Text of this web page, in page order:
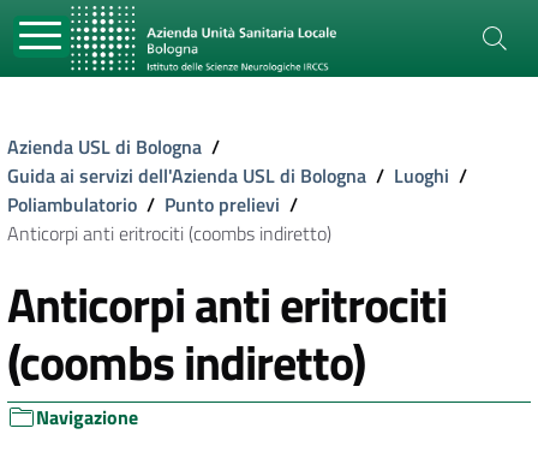
Azienda USL di Bologna /
Guida ai servizi dell'Azienda USL di Bologna / Luoghi /
Poliambulatorio / Punto prelievi /
Anticorpi anti eritrociti (coombs indiretto)
Anticorpi anti eritrociti
(coombs indiretto)
Navigazione